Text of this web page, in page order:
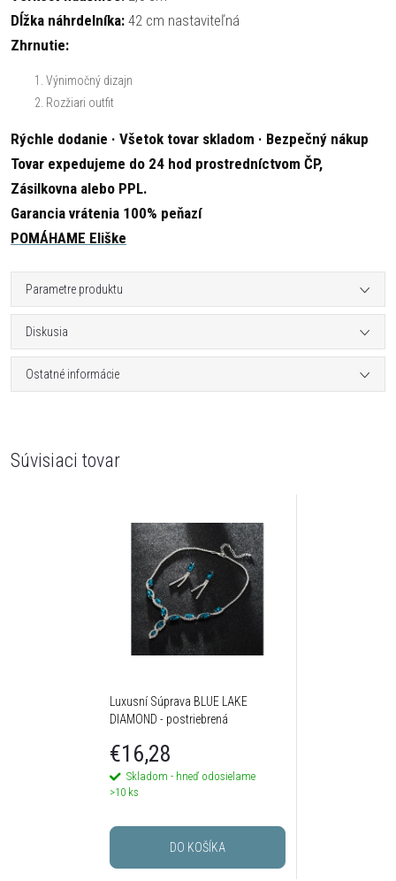
Dĺžka náhrdelníka: 42 cm nastaviteľná
Zhrnutie:
Výnimočný dizajn
Rozžiari outfit
Rýchle dodanie · Všetok tovar skladom · Bezpečný nákup
Tovar expedujeme do 24 hod prostredníctvom ČP,
Zásilkovna alebo PPL.
Garancia vrátenia 100% peňazí
POMÁHAME Eliške
Parametre produktu
Diskusia
Ostatné informácie
Súvisiaci tovar
Luxusní Súprava BLUE LAKE
DIAMOND - postriebrená
€16,28
Skladom - hneď odosielame
>10 ks
DO KOŠÍKA